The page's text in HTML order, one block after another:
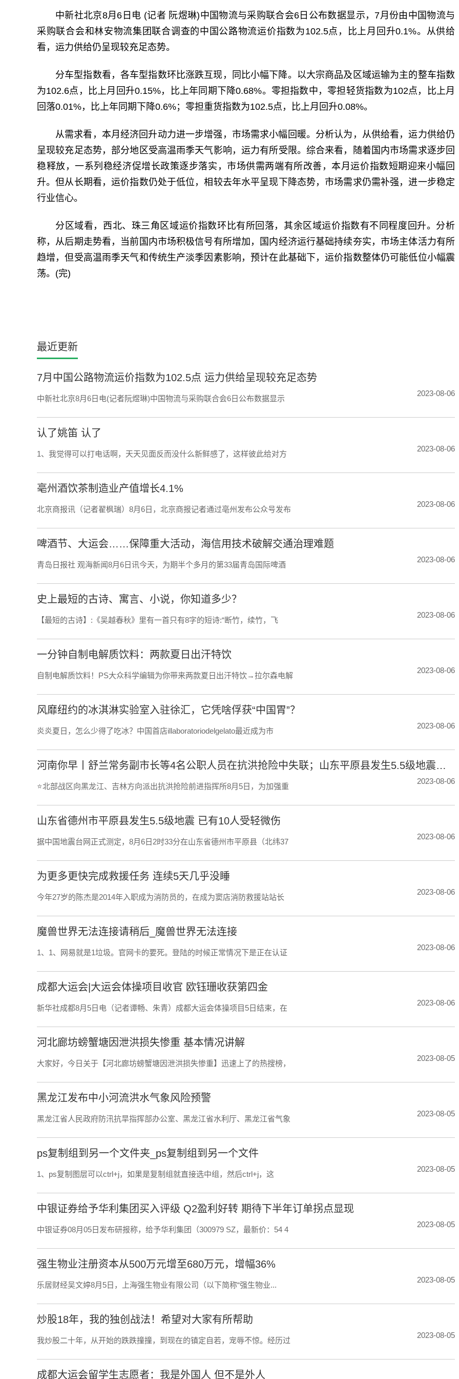
中新社北京8月6日电 (记者 阮煜琳)中国物流与采购联合会6日公布数据显示，7月份由中国物流与
采购联合会和林安物流集团联合调查的中国公路物流运价指数为102.5点，比上月回升0.1%。从供给
看，运力供给仍呈现较充足态势。
分车型指数看，各车型指数环比涨跌互现，同比小幅下降。以大宗商品及区域运输为主的整车指数
为102.6点，比上月回升0.15%，比上年同期下降0.68%。零担指数中，零担轻货指数为102点，比上月
回落0.01%，比上年同期下降0.6%；零担重货指数为102.5点，比上月回升0.08%。
从需求看，本月经济回升动力进一步增强，市场需求小幅回暖。分析认为，从供给看，运力供给仍
呈现较充足态势，部分地区受高温雨季天气影响，运力有所受限。综合来看，随着国内市场需求逐步回
稳释放，一系列稳经济促增长政策逐步落实，市场供需两端有所改善，本月运价指数短期迎来小幅回
升。但从长期看，运价指数仍处于低位，相较去年水平呈现下降态势，市场需求仍需补强，进一步稳定
行业信心。
分区域看，西北、珠三角区域运价指数环比有所回落，其余区域运价指数有不同程度回升。分析
称，从后期走势看，当前国内市场积极信号有所增加，国内经济运行基础持续夯实，市场主体活力有所
趋增，但受高温雨季天气和传统生产淡季因素影响，预计在此基础下，运价指数整体仍可能低位小幅震
荡。(完)
最近更新
7月中国公路物流运价指数为102.5点 运力供给呈现较充足态势
中新社北京8月6日电(记者阮煜琳)中国物流与采购联合会6日公布数据显示
2023-08-06
认了姚笛 认了
1、我觉得可以打电话啊，天天见面反而没什么新鲜感了，这样彼此给对方
2023-08-06
亳州酒饮茶制造业产值增长4.1%
北京商报讯（记者翟枫瑞）8月6日，北京商报记者通过亳州发布公众号发布
2023-08-06
啤酒节、大运会……保障重大活动，海信用技术破解交通治理难题
青岛日报社 观海新闻8月6日讯今天，为期半个多月的第33届青岛国际啤酒
2023-08-06
史上最短的古诗、寓言、小说，你知道多少？
【最短的古诗】:《吴越春秋》里有一首只有8字的短诗:“断竹，续竹，飞
2023-08-06
一分钟自制电解质饮料：两款夏日出汗特饮
自制电解质饮料！PS大众科学编辑为你带来两款夏日出汗特饮→拉尔森电解
2023-08-06
风靡纽约的冰淇淋实验室入驻徐汇，它凭啥俘获“中国胃”？
炎炎夏日，怎么少得了吃冰？中国首店illaboratoriodelgelato最近成为市
2023-08-06
河南你早丨舒兰常务副市长等4名公职人员在抗洪抢险中失联；山东平原县发生5.5级地震；河南开打国产带状疱疹疫苗
⭐北部战区向黑龙江、吉林方向派出抗洪抢险前进指挥所8月5日，为加强重
2023-08-06
山东省德州市平原县发生5.5级地震 已有10人受轻微伤
据中国地震台网正式测定，8月6日2时33分在山东省德州市平原县（北纬37
2023-08-06
为更多更快完成救援任务 连续5天几乎没睡
今年27岁的陈杰是2014年入职成为消防员的，在成为窦店消防救援站站长
2023-08-06
魔兽世界无法连接请稍后_魔兽世界无法连接
1、1、网易就是1垃圾。官网卡的要死。登陆的时候正常情况下是正在认证
2023-08-06
成都大运会|大运会体操项目收官 欧钰珊收获第四金
新华社成都8月5日电（记者谭畅、朱青）成都大运会体操项目5日结束，在
2023-08-06
河北廊坊螃蟹塘因泄洪损失惨重 基本情况讲解
大家好，今日关于【河北廊坊螃蟹塘因泄洪损失惨重】迅速上了的热搜榜，
2023-08-05
黑龙江发布中小河流洪水气象风险预警
黑龙江省人民政府防汛抗旱指挥部办公室、黑龙江省水利厅、黑龙江省气象
2023-08-05
ps复制组到另一个文件夹_ps复制组到另一个文件
1、ps复制图层可以ctrl+j，如果是复制组就直接选中组，然后ctrl+j，这
2023-08-05
中银证券给予华利集团买入评级 Q2盈利好转 期待下半年订单拐点显现
中银证券08月05日发布研报称，给予华利集团（300979 SZ，最新价：54 4
2023-08-05
强生物业注册资本从500万元增至680万元，增幅36%
乐居财经吴文婷8月5日，上海强生物业有限公司（以下简称“强生物业...
2023-08-05
炒股18年，我的独创战法！希望对大家有所帮助
我炒股二十年，从开始的跌跌撞撞，到现在的镇定自若，宠辱不惊。经历过
2023-08-05
成都大运会留学生志愿者：我是外国人 但不是外人